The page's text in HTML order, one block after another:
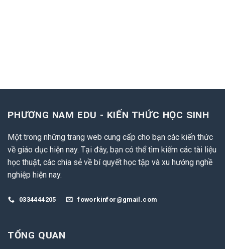
PHƯƠNG NAM EDU - KIẾN THỨC HỌC SINH
Một trong những trang web cung cấp cho bạn các kiến thức
về giáo dục hiện nay. Tại đây, bạn có thể tìm kiếm các tài liệu
học thuật, các chia sẻ về bí quyết học tập và xu hướng nghề
nghiệp hiện nay.
0334444205 foworkinfor@gmail.com
TỔNG QUAN